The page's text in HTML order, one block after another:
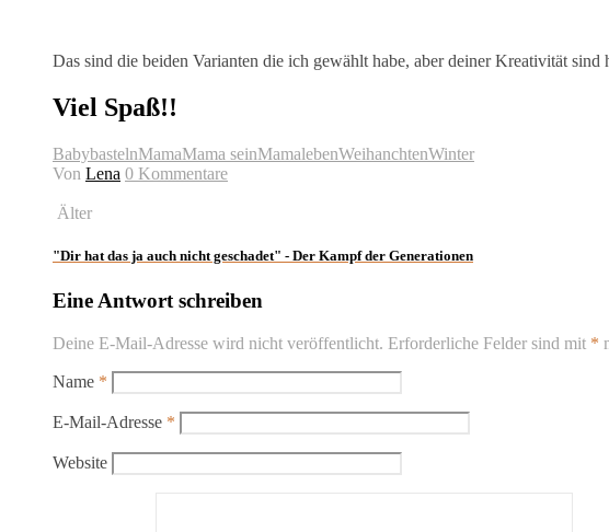
Das sind die beiden Varianten die ich gewählt habe, aber deiner Kreativität sind
Viel Spaß!!
BabybastelnMamaMama seinMamalebenWeihanchtenWinter
Von Lena 0 Kommentare
Älter
"Dir hat das ja auch nicht geschadet" - Der Kampf der Generationen
Eine Antwort schreiben
Deine E-Mail-Adresse wird nicht veröffentlicht. Erforderliche Felder sind mit *
Name *
E-Mail-Adresse *
Website